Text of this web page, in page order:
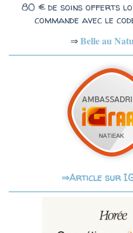
80 € de soins offerts
commande avec le
⇒Belle au
⇒Article sur